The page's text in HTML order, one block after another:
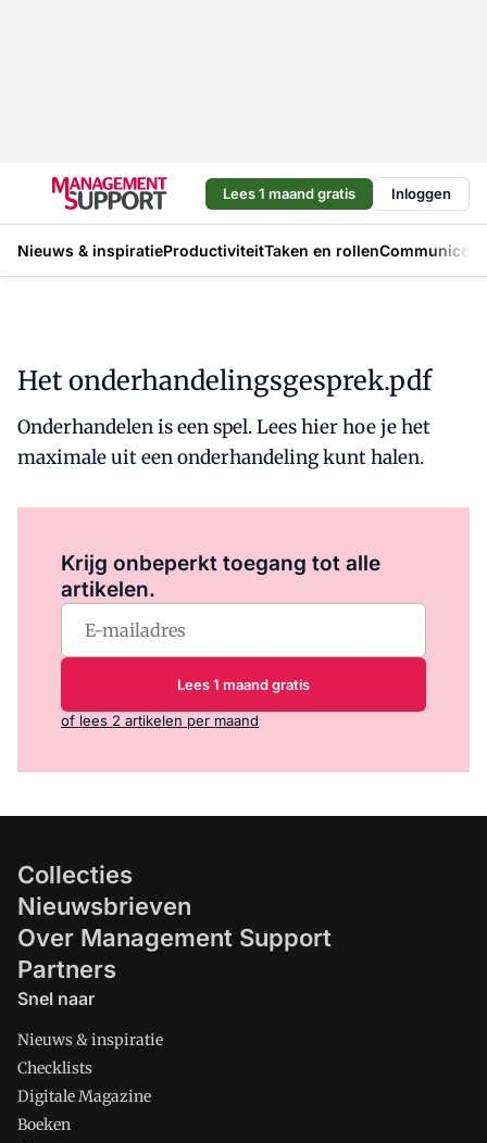
Lees 1 maand gratis Inloggen
Nieuws & inspiratieProductiviteitTaken en rollen
Het onderhandelingsgesprek.pdf
Onderhandelen is een spel. Lees hier hoe je het
maximale uit een onderhandeling kunt halen.
Krijg onbeperkt toegang tot alle
artikelen.
Lees 1 maand gratis
of lees 2 artikelen per maand
Collecties
Nieuwsbrieven
Over Management Support
Partners
Snel naar
Nieuws & inspiratie
Checklists
Digitale Magazine
Boeken